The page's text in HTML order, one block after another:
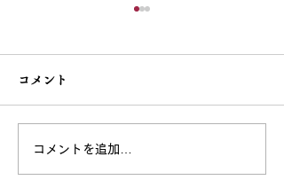
♪ハロウィン🎃
コメント
コメントを追加…